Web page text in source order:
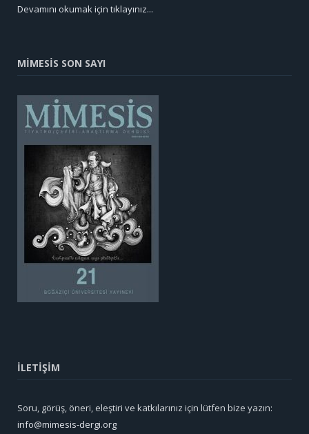
Devamını okumak için tıklayınız...
MİMESİS SON SAYI
İLETİŞİM
Soru, görüş, öneri, eleştiri ve katkılarınız için lütfen bize yazın:
info@mimesis-dergi.org